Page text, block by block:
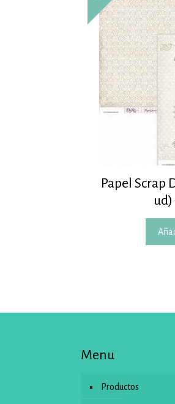
Papel Scrap
Menu
Productos